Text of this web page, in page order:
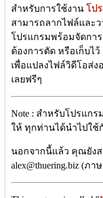
สำหรับการใช้งาน โป
สามารถลากไฟล์และว
โปรแกรมพร้อมจัดกา
ต้องการตัด หรือเก็บไ
เพื่อแปลงไฟล์วิดีโอส่
เลยฟรีๆ
Note : สำหรับโปรแกร
ให้ ทุกท่านได้นำไปใช้
นอกจากนี้แล้ว คุณยังส
alex@thuering.biz (ภ